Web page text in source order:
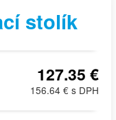
stolík
127.35 €
156.64 € s DPH